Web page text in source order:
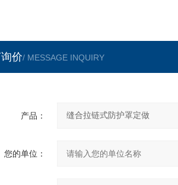
价/ MESSAGE INQUIRY
产品：
您的单位：